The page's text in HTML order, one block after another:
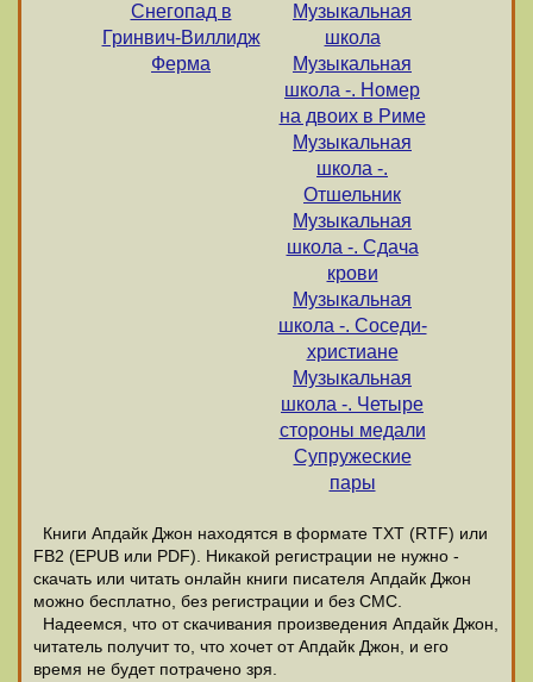
Снегопад в
Гринвич-Виллидж
Ферма
Музыкальная
школа
Музыкальная
школа -. Номер
на двоих в Риме
Музыкальная
школа -.
Отшельник
Музыкальная
школа -. Сдача
крови
Музыкальная
школа -. Соседи-
христиане
Музыкальная
школа -. Четыре
стороны медали
Супружеские
пары
Книги Апдайк Джон находятся в формате ТХТ (RTF) или
FB2 (EPUB или PDF). Никакой регистрации не нужно -
скачать или читать онлайн книги писателя Апдайк Джон
можно бесплатно, без регистрации и без СМС.
Надеемся, что от скачивания произведения Апдайк Джон,
читатель получит то, что хочет от Апдайк Джон, и его
время не будет потрачено зря.